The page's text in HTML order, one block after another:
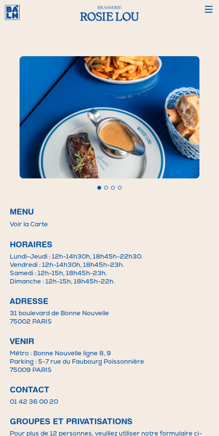
Brasseries à la Mode – Brasserie Rosie Lou
MENU
Voir laCarte
HORAIRES
Lundi-Jeudi : 12h-14h30h, 18h45h-22h30.
Vendredi : 12h-14h30h, 18h45h-23h.
Samedi : 12h-15h, 18h45h-23h.
Dimanche : 12h-15h, 18h45h-22h.
ADRESSE
31 boulevard de Bonne Nouvelle
75002 PARIS
VENIR
Métro : Bonne Nouvelle ligne 8, 9
Parking : 5-7 rue du Faubourg Poissonnière
75009 PARIS
CONTACT
01 42 36 00 20
GROUPES ET PRIVATISATIONS
Pour plus de 12 personnes, veuillez utiliser notre formulaire ci-